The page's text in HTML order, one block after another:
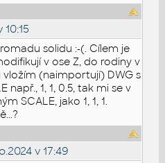
10:15
solidu :-(. Cílem je
v ose Z, do rodiny v
vložím (naimportují) DWG s
např., 1, 1, 0.5, tak mi se v
SCALE, jako 1, 1, 1.
v 17:49